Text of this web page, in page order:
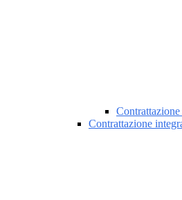
Contrattazione